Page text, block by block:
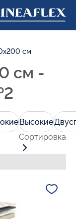
см
см -
Высокие
Сортировка